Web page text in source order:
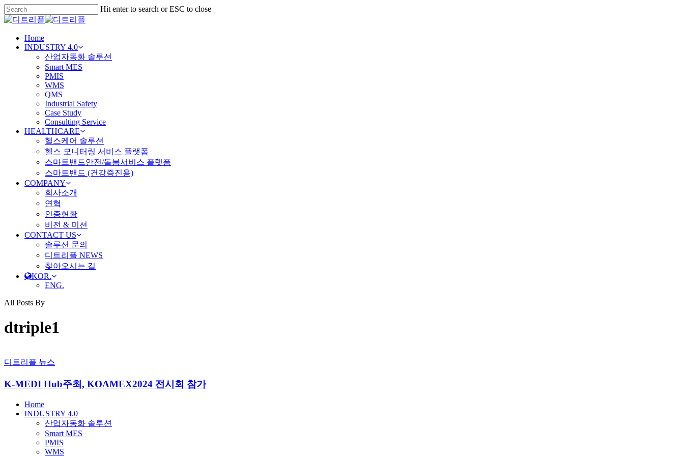
Skip
to
main
content
Hit enter to search or ESC to close
Close
Menu
Home
INDUSTRY 4.0
산업자동화 솔루션
Smart MES
PMIS
WMS
QMS
Industrial Safety
Case Study
Consulting Service
HEALTHCARE
헬스케어 솔루션
헬스 모니터링 서비스 플랫폼
스마트밴드안전/돌봄서비스 플랫폼
스마트밴드 (건강증진용)
COMPANY
회사소개
연혁
인증현황
비전 & 미션
CONTACT US
솔루션 문의
디트리플 NEWS
찾아오시는 길
KOR.
ENG.
All Posts By
dtriple1
디트리플 뉴스
K-MEDI Hub주최, KOAMEX2024 전시회 참가
Close
Menu
Home
INDUSTRY 4.0
산업자동화 솔루션
Smart MES
PMIS
WMS